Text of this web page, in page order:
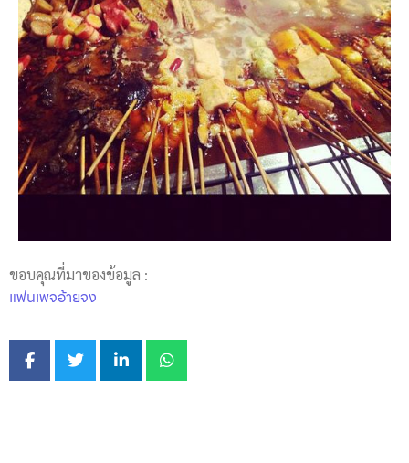
ขอบคุณที่มาของข้อมูล :
แฟนเพจอ้ายจง